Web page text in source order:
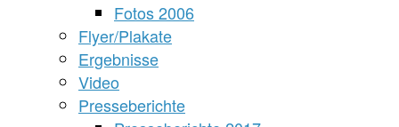
Fotos 2006
Flyer/Plakate
Ergebnisse
Video
Presseberichte